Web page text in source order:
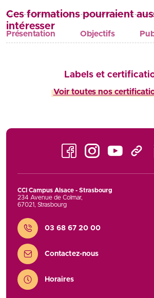
Présentation Objectifs
Ces formations pourraient
intéresser
Labels et
Voir toutes nos
FacebookInstagramYoutube
CCI Campus Alsace - Strasbourg
234 Avenue de Colmar,
67021, Strasbourg
Contact
03 68 67 20 00
Contactez-nous
Horaires